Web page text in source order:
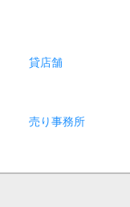
貸店舗
売り事務所